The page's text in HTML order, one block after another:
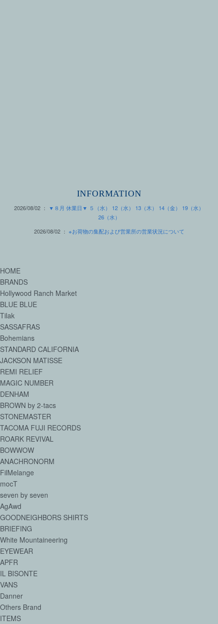
INFORMATION
2026/08/02 ：
▼８月 休業日▼ ５（水） 12（水） 13（木） 14（金） 19（水）
26（水）
2026/08/02 ： ※お荷物の集配および営業所の営業状況について
HOME
BRANDS
Hollywood Ranch Market
BLUE BLUE
Tilak
SASSAFRAS
Bohemians
STANDARD CALIFORNIA
JACKSON MATISSE
REMI RELIEF
MAGIC NUMBER
DENHAM
BROWN by 2-tacs
STONEMASTER
TACOMA FUJI RECORDS
ROARK REVIVAL
BOWWOW
ANACHRONORM
FilMelange
mocT
seven by seven
AgAwd
GOODNEIGHBORS SHIRTS
BRIEFING
White Mountaineering
EYEWEAR
APFR
IL BISONTE
VANS
Danner
Others Brand
ITEMS